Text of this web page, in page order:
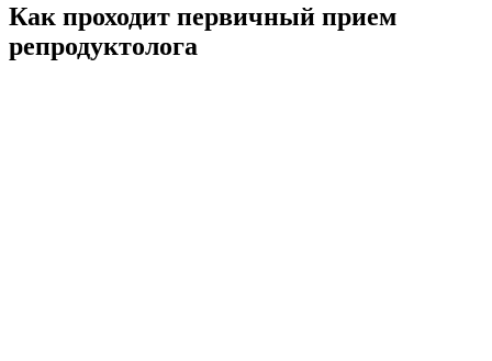
Как проходит первичный прием
репродуктолога